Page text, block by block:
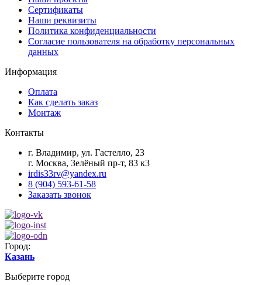
Сертификаты
Наши реквизиты
Политика конфиденциальности
Согласие пользователя на обработку персональных
данных
Информация
Оплата
Как сделать заказ
Монтаж
Контакты
г. Владимир, ул. Гастелло, 23
г. Москва, Зелёный пр-т, 83 к3
irdis33rv@yandex.ru
8 (904) 593-61-58
Заказать звонок
Город:
Казань
Выберите город